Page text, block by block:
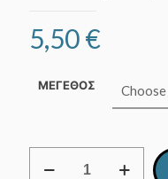
5,50€
ΜΕΓΕΘΟΣ
νιτριλίου